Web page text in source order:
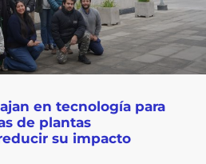
en tecnología para
de plantas
su impacto